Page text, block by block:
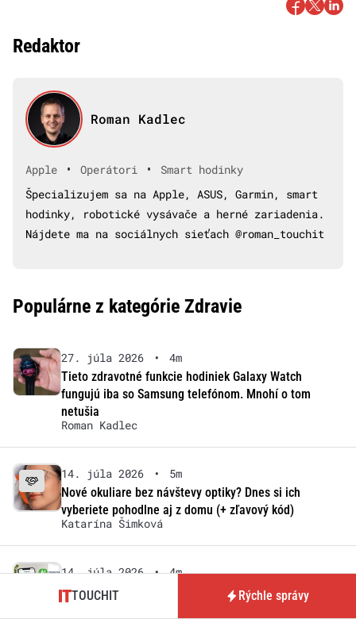
Redaktor
Roman Kadlec
Apple • Operátori •
Smart hodinky
Špecializujem sa na Apple, ASUS, Garmin, smart
hodinky, robotické vysávače a herné zariadenia.
Nájdete ma na sociálnych sieťach @roman_touchit
Populárne z kategórie Zdravie
27. júla 2026 •
4m
Tieto zdravotné funkcie hodiniek Galaxy Watch
fungujú iba so Samsung telefónom. Mnohí o tom
netušia
Roman Kadlec
14. júla 2026 •
5m
Nové okuliare bez návštevy optiky? Dnes si ich
vyberiete pohodlne aj z domu (+ zľavový kód)
Katarína Šimková
14. júla 2026 •
4m
Dôvera nasadila AI poradkyňu: Pomáha pacientom s
TOUCHIT Rýchle správy